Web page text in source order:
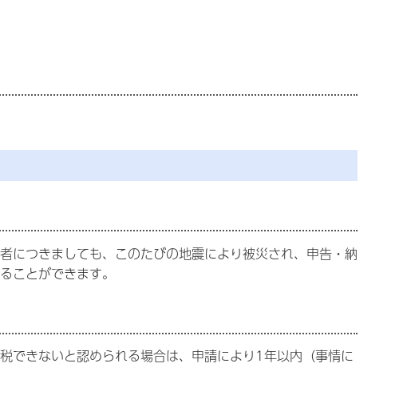
つきましても、このたびの地震により被災され、申告・納
ことができます。
できないと認められる場合は、申請により1年以内（事情に